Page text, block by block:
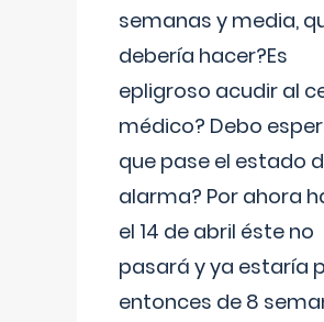
semanas y media,
debería hacer?Es
epligroso acudir al
médico? Debo
que pase el estado
alarma? Por ahora
el 14 de abril éste no
pasará y ya estaría
entonces de 8